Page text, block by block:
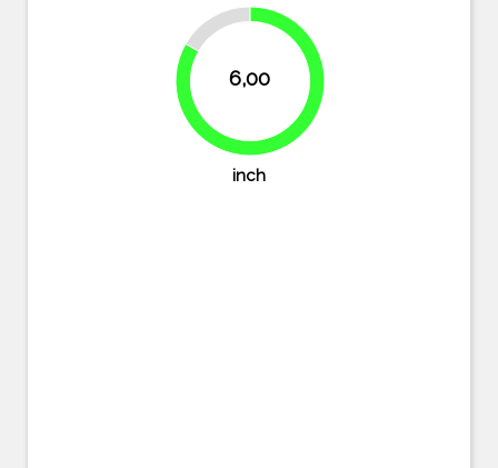
6,00
16.7%
83.3%
inch